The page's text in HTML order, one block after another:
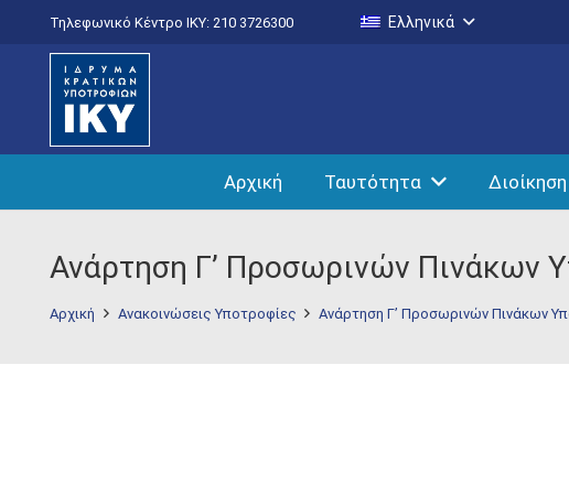
Τηλεφωνικό Κέντρο IKY: 210 3726300 Ελληνικά
Αρχική Ταυτότητα
Ανάρτηση Γ’ Προσωρινών Πινάκων
Αρχική Ανακοινώσεις Υποτροφίες Ανάρτηση Γ’ Προσωρινών Πινάκων